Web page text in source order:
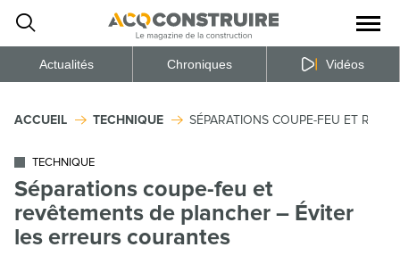
la
du
Actualités Chroniques Vidéos
ACCUEIL TECHNIQUE SÉPARATIONS COUPE-FEU ET
TECHNIQUE
Séparations coupe-feu et
revêtements de plancher – Éviter
les erreurs courantes